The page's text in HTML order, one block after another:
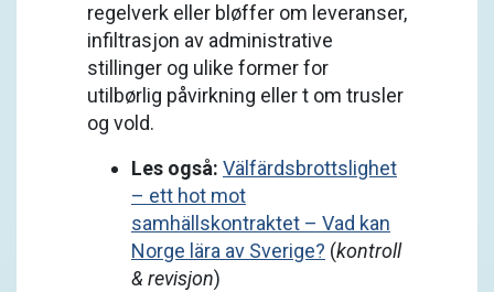
regelverk eller bløffer om leveranser,
infiltrasjon av administrative
stillinger og ulike former for
utilbørlig påvirkning eller t om trusler
og vold.
Les også: Välfärdsbrottslighet
– ett hot mot
samhällskontraktet – Vad kan
Norge lära av Sverige? (kontroll
& revisjon)